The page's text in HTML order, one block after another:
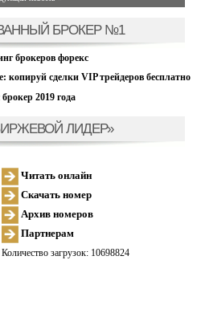
БРОКЕР №1
брокеров форекс
копируй сделки VIP трейдеров бесплатно
2019 года
ЛИДЕР»
Читать онлайн
Скачать номер
Архив номеров
Партнерам
Количество загрузок: 10698824